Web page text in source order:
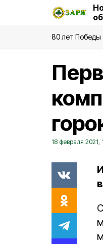
80 лет Победы
18 февраля 2021,